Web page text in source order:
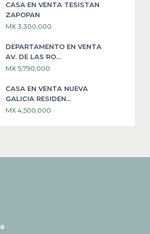
CASA EN VENTA TESISTAN
ZAPOPAN
MX 3,300,000
DEPARTAMENTO EN VENTA
AV. DE LAS RO...
MX 5,790,000
CASA EN VENTA NUEVA
GALICIA RESIDEN...
MX 4,500,000